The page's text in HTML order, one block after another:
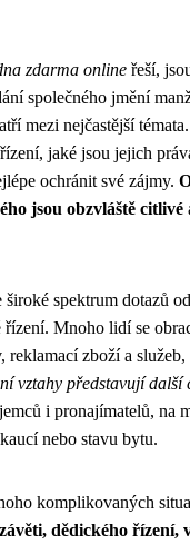
zdarma online řeší,
společného jmění
mezi nejčastější
jaké jsou jejich
ochránit své zájmy.
jsou obzvláště citlivé
spektrum dotazů
Mnoho lidí se
zboží a
vztahy představují další
i pronajímatelů, na
nebo stavu bytu.
komplikovaných
dědického řízení,